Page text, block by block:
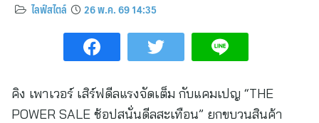
ไลฟ์สไตล์ 26 พ.ค. 69 14:35
คิง เพาเวอร์ เสิร์ฟดีลแรงจัดเต็ม กับแคมเปญ “THE
POWER SALE ช้อปสนั่นดีลสะเทือน” ยกขบวนสินค้า